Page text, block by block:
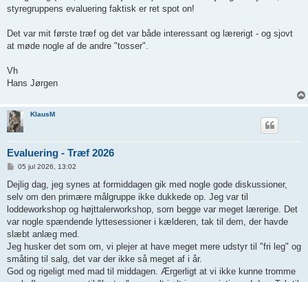
styregruppens evaluering faktisk er ret spot on!
Det var mit første træf og det var både interessant og lærerigt - og sjovt
at møde nogle af de andre "tosser".
Vh
Hans Jørgen
KlausM
Evaluering - Træf 2026
d
æ
g
05 jul 2026, 13:02
Dejlig dag, jeg synes at formiddagen gik med nogle gode diskussioner,
selv om den primære målgruppe ikke dukkede op. Jeg var til
loddeworkshop og højttalerworkshop, som begge var meget lærerige. Det
var nogle spændende lyttesessioner i kælderen, tak til dem, der havde
slæbt anlæg med.
Jeg husker det som om, vi plejer at have meget mere udstyr til "fri leg" og
småting til salg, det var der ikke så meget af i år.
God og rigeligt med mad til middagen. Ærgerligt at vi ikke kunne tromme